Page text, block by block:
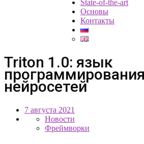
State-of-the-art
Основы
Контакты
Triton 1.0: язык
нейросетей
7 августа 2021
Новости
Фреймворки